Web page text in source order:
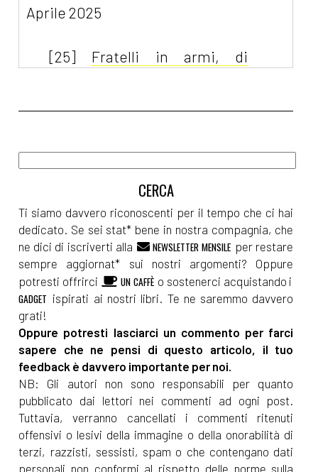
Aprile 2025
[25] Fratelli in armi, di
[31]Il caso Lady Oscar, di
Maria Serena Cavalieri: un
estratto
Giugno 2024
[02]Carmela in libertà, di
Marzo 2024
[18]Plasticamente – Le
materie plastiche e le scelte
ecofriendly, di Elena Genero
Ti siamo davvero riconoscenti per il tempo che ci hai
dedicato. Se sei stat* bene in nostra compagnia, che
ne dici di iscriverti alla
NEWSLETTER MENSILE per restare
sempre aggiornat* sui nostri argomenti? Oppure
potresti offrirci
UN CAFFÈ o sostenerci acquistando i
GADGET ispirati ai nostri libri. Te ne saremmo davvero
grati!
Oppure potresti lasciarci un commento per farci
sapere che ne pensi di questo articolo, il tuo
feedback è davvero importante per noi.
NB: Gli autori non sono responsabili per quanto
pubblicato dai lettori nei commenti ad ogni post.
Tuttavia, verranno cancellati i commenti ritenuti
offensivi o lesivi della immagine o della onorabilità di
terzi, razzisti, sessisti, spam o che contengano dati
personali non conformi al rispetto delle norme sulla